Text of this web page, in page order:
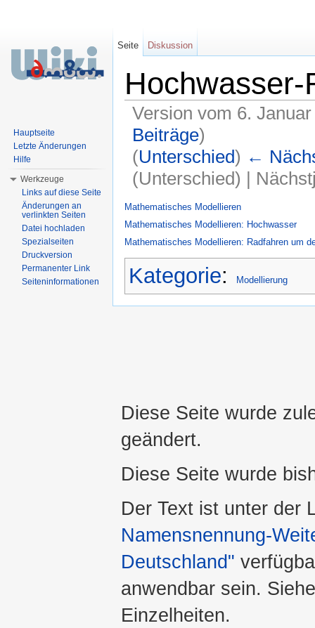
Hochwasser-
Version vom 6.
Beiträge)
(Unterschied) ←
(Unterschied) |
Mathematisches Modellieren
Mathematisches Modellieren: Hochwasser
Mathematisches Modellieren: Radfahren um
Kategorie: Modellierung
Seite Diskussion
Hauptseite
Letzte Änderungen
Hilfe
Werkzeuge
Links auf diese Seite
Änderungen an
verlinkten Seiten
Datei hochladen
Spezialseiten
Druckversion
Permanenter Link
Seiteninformationen
Diese Seite wurde
geändert.
Diese Seite wurde
Der Text ist unter der
Namensnennung-
Deutschland"
anwendbar sein.
Einzelheiten.